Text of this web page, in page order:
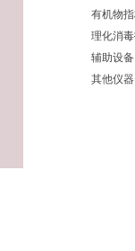
有机物
理化消
辅助设备
其他仪器